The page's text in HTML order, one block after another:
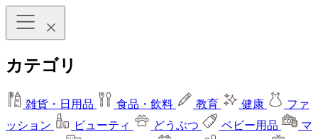
カテゴリ
雑貨・日用品 食品・飲料 教育 健康
ファ
ッション
ビューティ どうぶつ ベビー用品
マ